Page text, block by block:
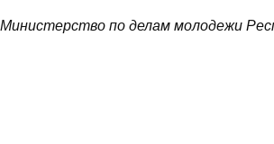
Министерство по делам молодежи